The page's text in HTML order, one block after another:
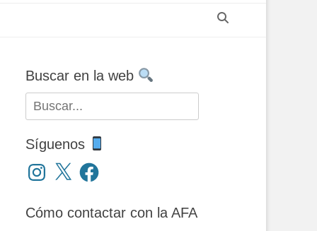
Buscar en la web
Buscar:
Síguenos
Instagram
X Facebook
Cómo contactar con la AFA